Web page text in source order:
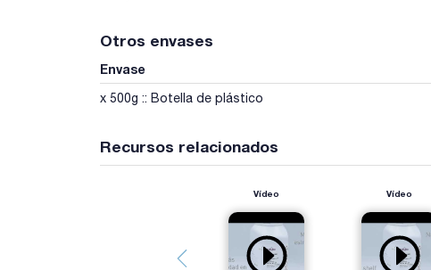
Otros envases
Envase
x 500g :: Botella de plástico
Recursos relacionados
Vídeo Vídeo